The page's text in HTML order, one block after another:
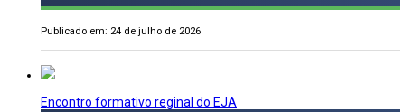
Publicado em: 24 de julho de 2026
Encontro formativo reginal do EJA